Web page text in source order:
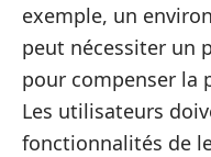
exemple, un
peut nécessiter un
pour compenser la
Les utilisateurs
fonctionnalités de